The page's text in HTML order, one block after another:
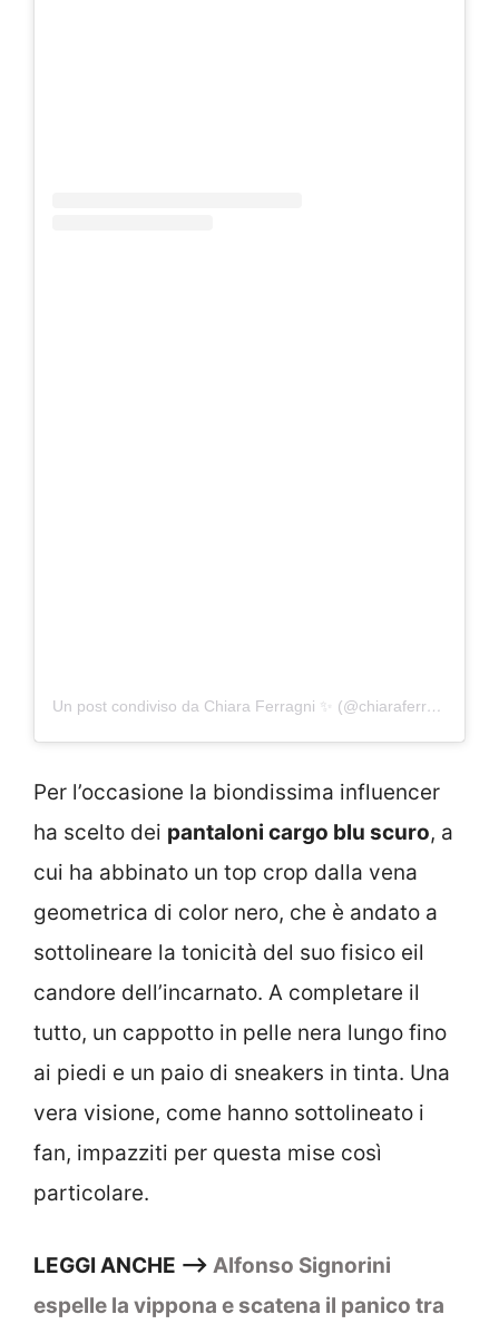
Un post condiviso da Chiara Ferragni ✨ (@chiaraferragni)
Per l’occasione la biondissima influencer
ha scelto dei pantaloni cargo blu scuro, a
cui ha abbinato un top crop dalla vena
geometrica di color nero, che è andato a
sottolineare la tonicità del suo fisico eil
candore dell’incarnato. A completare il
tutto, un cappotto in pelle nera lungo fino
ai piedi e un paio di sneakers in tinta. Una
vera visione, come hanno sottolineato i
fan, impazziti per questa mise così
particolare.
LEGGI ANCHE –> Alfonso Signorini
espelle la vippona e scatena il panico tra